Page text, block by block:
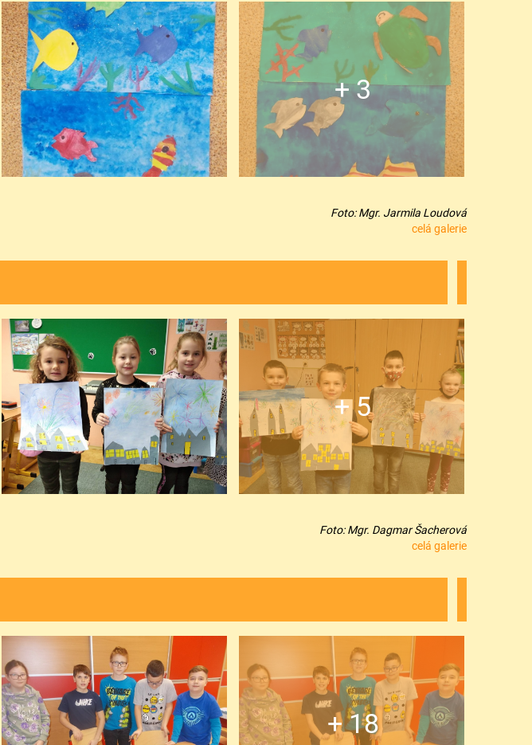
+ 3
Foto: Mgr. Jarmila Loudová
celá galerie
+ 5
Foto: Mgr. Dagmar Šacherová
celá galerie
+ 18